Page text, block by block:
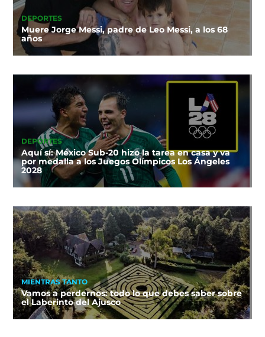
DEPORTES
Muere Jorge Messi, padre de Leo Messi, a los 68
años
DEPORTES
Aquí sí: México Sub-20 hizo la tarea en casa y va
por medalla a los Juegos Olímpicos Los Ángeles
2028
MIENTRAS TANTO
Vamos a perdernos: todo lo que debes saber sobre
el Laberinto del Ajusco